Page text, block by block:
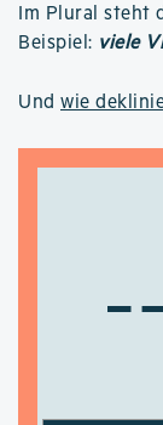
Im Plural steht
Beispiel: viele
Und wie